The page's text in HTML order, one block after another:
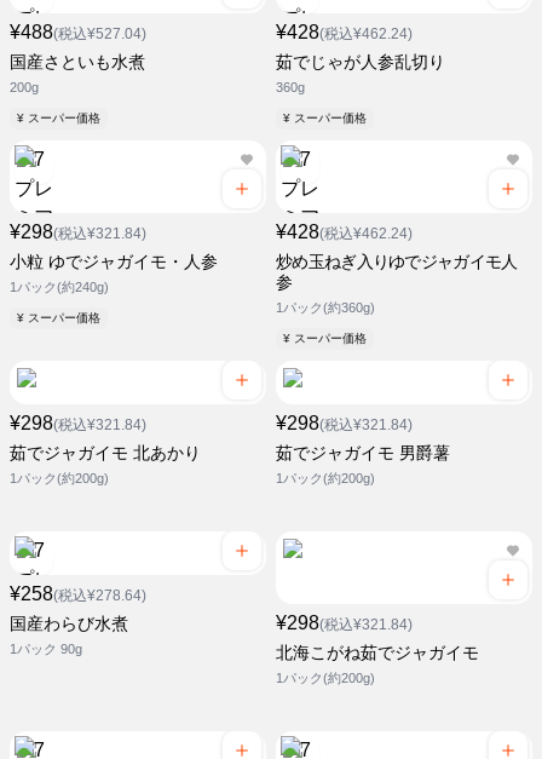
¥488(税込¥527.04)
国産さといも水煮
200g
¥ スーパー価格
¥428(税込¥462.24)
茹でじゃが人参乱切り
360g
¥ スーパー価格
¥298(税込¥321.84)
小粒 ゆでジャガイモ・人参
1パック(約240g)
¥ スーパー価格
¥428(税込¥462.24)
炒め玉ねぎ入りゆでジャガイモ人
参
1パック(約360g)
¥ スーパー価格
¥298(税込¥321.84)
茹でジャガイモ 北あかり
1パック(約200g)
¥298(税込¥321.84)
茹でジャガイモ 男爵薯
1パック(約200g)
¥258(税込¥278.64)
国産わらび水煮
1パック 90g
¥298(税込¥321.84)
北海こがね茹でジャガイモ
1パック(約200g)